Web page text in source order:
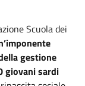
Scuola dei
gestione
giovani sardi